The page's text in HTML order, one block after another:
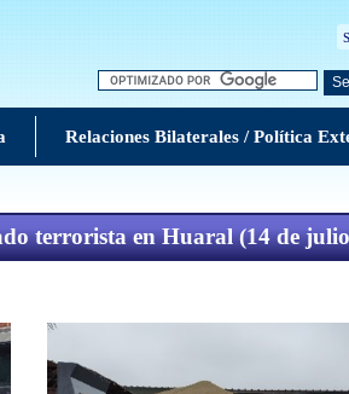
Relaciones Bilaterales / Política
terrorista en Huaral (14 de